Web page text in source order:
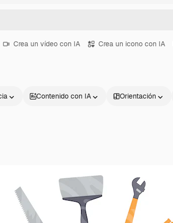
Crea un vídeo con IA Crea un icono con IA
Contenido con IA Orientación
Productos